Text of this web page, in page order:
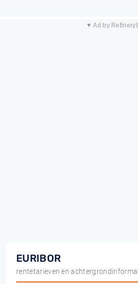
▼ Ad by
EURIBOR
rentetarieven en